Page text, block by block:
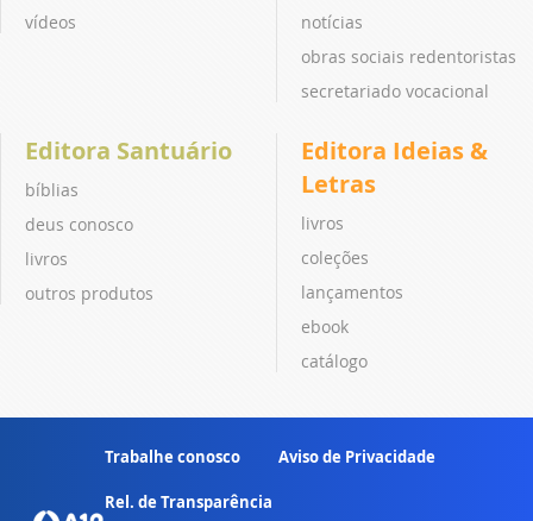
vídeos
notícias
obras sociais redentoristas
secretariado vocacional
Editora Santuário
bíblias
deus conosco
livros
outros produtos
Editora Ideias &
Letras
livros
coleções
lançamentos
ebook
catálogo
Trabalhe conosco Aviso de Privacidade
Rel. de Transparência